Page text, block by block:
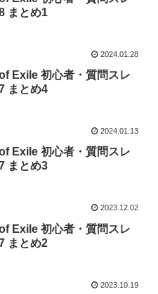
まとめ1
2024.01.28
Exile 初心者・質問スレ
まとめ4
2024.01.13
Exile 初心者・質問スレ
まとめ3
2023.12.02
Exile 初心者・質問スレ
まとめ2
2023.10.19